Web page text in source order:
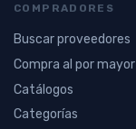
COMPRADORES
Buscar proveedores
Compra al por mayor
Catálogos
Categorías